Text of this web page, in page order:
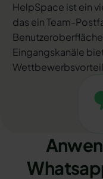
HelpSpace ist ein
das ein Team-
Eingangskanäle
Wettbewerbsvorteil